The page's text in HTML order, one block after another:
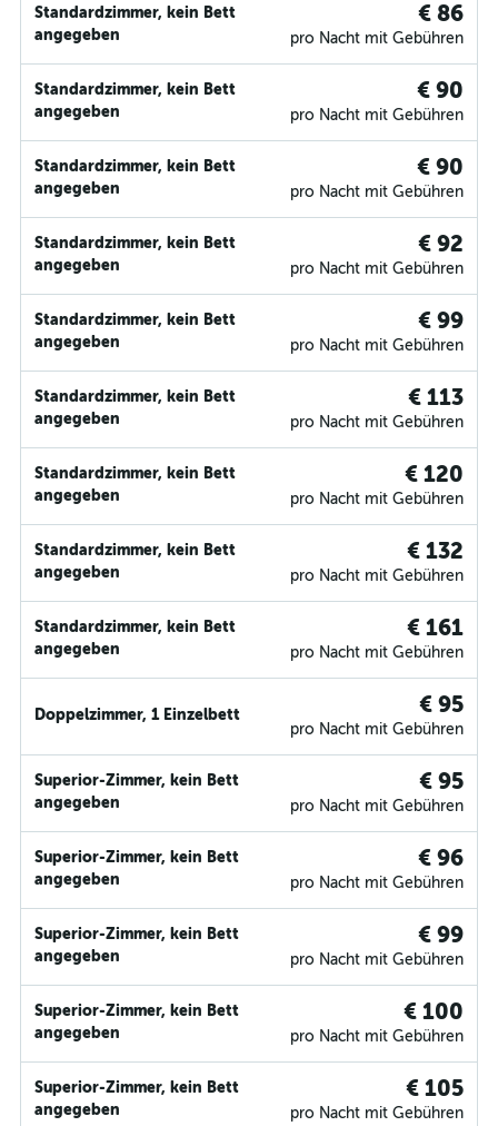
Standardzimmer, kein Bett
angegeben
€ 86
pro Nacht mit Gebühren
Standardzimmer, kein Bett
angegeben
€ 90
pro Nacht mit Gebühren
Standardzimmer, kein Bett
angegeben
€ 90
pro Nacht mit Gebühren
Standardzimmer, kein Bett
angegeben
€ 92
pro Nacht mit Gebühren
Standardzimmer, kein Bett
angegeben
€ 99
pro Nacht mit Gebühren
Standardzimmer, kein Bett
angegeben
€ 113
pro Nacht mit Gebühren
Standardzimmer, kein Bett
angegeben
€ 120
pro Nacht mit Gebühren
Standardzimmer, kein Bett
angegeben
€ 132
pro Nacht mit Gebühren
Standardzimmer, kein Bett
angegeben
€ 161
pro Nacht mit Gebühren
Doppelzimmer, 1 Einzelbett € 95
pro Nacht mit Gebühren
Superior-Zimmer, kein Bett
angegeben
€ 95
pro Nacht mit Gebühren
Superior-Zimmer, kein Bett
angegeben
€ 96
pro Nacht mit Gebühren
Superior-Zimmer, kein Bett
angegeben
€ 99
pro Nacht mit Gebühren
Superior-Zimmer, kein Bett
angegeben
€ 100
pro Nacht mit Gebühren
Superior-Zimmer, kein Bett
angegeben
€ 105
pro Nacht mit Gebühren